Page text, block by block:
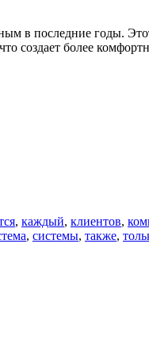
в последние годы.
создает более
, каждый, клиентов,
, системы, также,